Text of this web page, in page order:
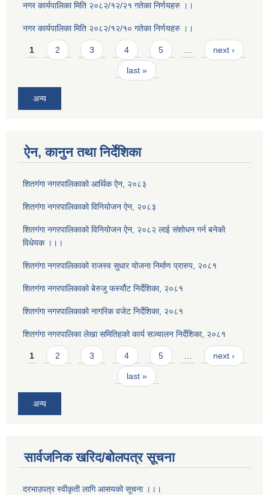
नगर कार्यपालिका मिति २०८२/१२/२१ गतेका निर्णयहरु ।।
नगर कार्यपालिका मिति २०८२/१२/१० गतेका निर्णयहरु ।।
Pages
1 2 3 4 5 … next ›
last »
अन्य
ऐन, कानुन तथा निर्देशिका
शितगंगा नगरपालिकाको आर्थिक ऐन, २०८३
शितगंगा नगरपालिकाको विनियोजन ऐन, २०८३
शितगंगा नगरपालिकाको विनियोजन ऐन, २०८२ लाई संशोधन गर्न बनेको
विधेयक ।।।
शितगंगा नगरपालिकाको राजस्व सुधार योजना निर्माण प्रारुप, २०८१
शितगंगा नगरपालिकाको बेरुजु फर्स्यौट निर्देशिका, २०८१
शितगंगा नगरपालिकाको नागरिक वजेट निर्देशिका, २०८१
शितगंगा नगरपालिका लेखा समितिहको कार्य सञ्चालन निर्देशिका, २०८१
Pages
1 2 3 4 5 next ›
last »
अन्य
सार्वजनिक खरिद/बोलपत्र सूचना
दरभाउपत्र स्वीकृती लागि आसयको सूचना ।।।